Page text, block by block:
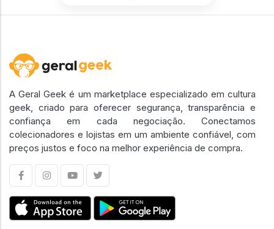
A Geral Geek é um marketplace especializado em cultura
geek, criado para oferecer segurança, transparência e
confiança em cada negociação. Conectamos
colecionadores e lojistas em um ambiente confiável, com
preços justos e foco na melhor experiência de compra.